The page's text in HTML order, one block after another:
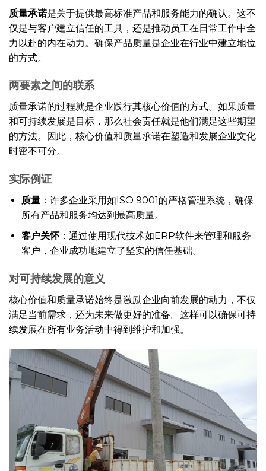
质量承诺是关于提供最高标准产品和服务能力的确认。这不
仅是与客户建立信任的工具，还是推动员工在日常工作中全
力以赴的内在动力。确保产品质量是企业在行业中建立地位
的方式。
两要素之间的联系
质量承诺的过程就是企业践行其核心价值的方式。如果质量
和可持续发展是目标，那么社会责任就是他们满足这些期望
的方法。因此，核心价值和质量承诺在塑造和发展企业文化
时密不可分。
实际例证
质量：许多企业采用如ISO 9001的严格管理系统，确保
所有产品和服务均达到最高质量。
客户关怀：通过使用现代技术如ERP软件来管理和服务
客户，企业成功地建立了坚实的信任基础。
对可持续发展的意义
核心价值和质量承诺始终是激励企业向前发展的动力，不仅
满足当前需求，还为未来做更好的准备。这样可以确保可持
续发展在所有业务活动中得到维护和加强。